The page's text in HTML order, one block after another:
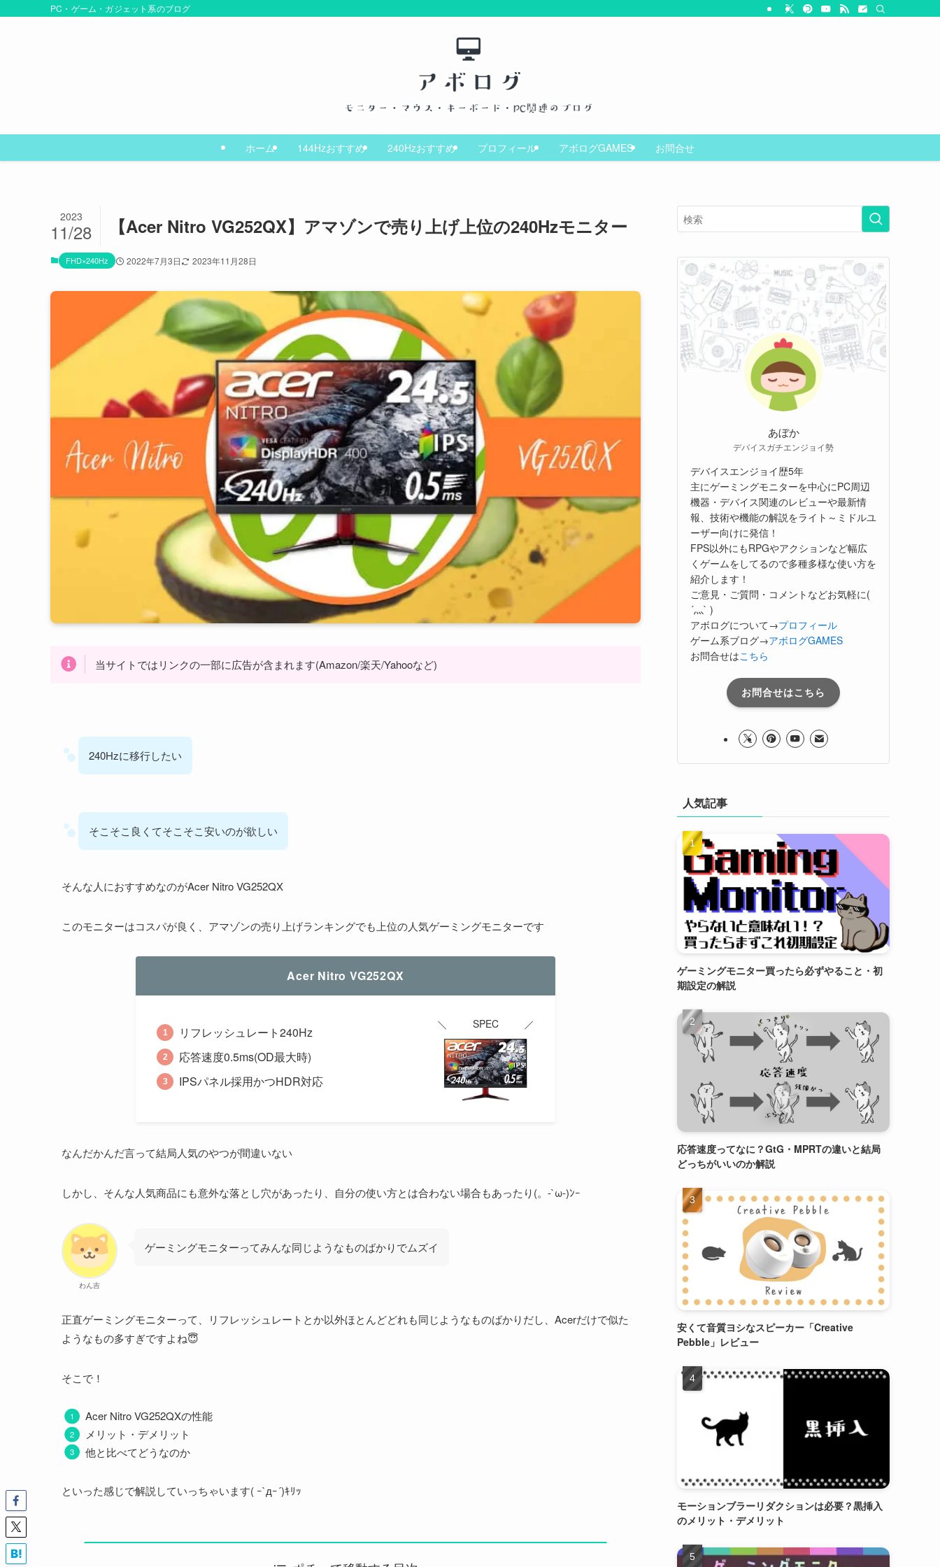
PC・ゲーム・ガジェット系のブログ
ホーム 144Hzおすすめ 240Hzおすすめ プロフィール アボログGAMES お問合せ
【Acer Nitro VG252QX】アマゾンで売り上げ上位の240Hzモニター
2023
11/28
FHD×240Hz 2022年7月3日 2023年11月28日
当サイトではリンクの一部に広告が含まれます(Amazon/楽天/Yahooなど)
240Hzに移行したい
そこそこ良くてそこそこ安いのが欲しい
そんな人におすすめなのがAcer Nitro VG252QX
このモニターはコスパが良く、アマゾンの売り上げランキングでも上位の人気ゲーミングモニターです
Acer Nitro VG252QX
リフレッシュレート240Hz
応答速度0.5ms(OD最大時)
IPSパネル採用かつHDR対応
SPEC
なんだかんだ言って結局人気のやつが間違いない
しかし、そんな人気商品にも意外な落とし穴があったり、自分の使い方とは合わない場合もあったり(。-`ω-)ﾝｰ
わん吉
ゲーミングモニターってみんな同じようなものばかりでムズイ
正直ゲーミングモニターって、リフレッシュレートとか以外ほとんどどれも同じようなものばかりだし、Acerだけで似た
ようなもの多すぎですよね😇
そこで！
Acer Nitro VG252QXの性能
メリット・デメリット
他と比べてどうなのか
といった感じで解説していっちゃいます( ｰ`дｰ´)ｷﾘｯ
あぼか
デバイスガチエンジョイ勢
デバイスエンジョイ歴5年
主にゲーミングモニターを中心にPC周辺
機器・デバイス関連のレビューや最新情
報、技術や機能の解説をライト～ミドルユ
ーザー向けに発信！
FPS以外にもRPGやアクションなど幅広
くゲームをしてるので多種多様な使い方を
紹介します！
ご意見・ご質問・コメントなどお気軽に(
´灬` )
アボログについて→プロフィール
ゲーム系ブログ→アボログGAMES
お問合せはこちら
お問合せはこちら
人気記事
ゲーミングモニター買ったら必ずやること・初
期設定の解説
応答速度ってなに？GtG・MPRTの違いと結局
どっちがいいのか解説
安くて音質ヨシなスピーカー「Creative
Pebble」レビュー
モーションブラーリダクションは必要？黒挿入
のメリット・デメリット